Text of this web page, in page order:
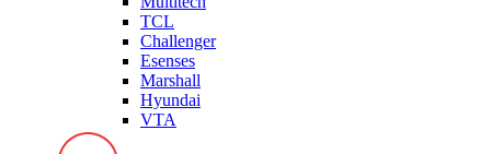
TCL
Challenger
Esenses
Marshall
Hyundai
VTA